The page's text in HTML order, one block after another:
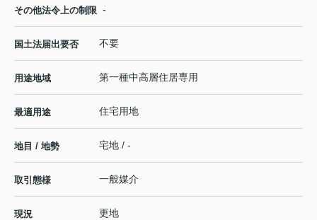
その他法令上の制限 -
国土法届出要否 不要
用途地域 第一種中高層住居専用
最適用途 住宅用地
地目 / 地勢 宅地 / -
取引態様 一般媒介
現況 更地